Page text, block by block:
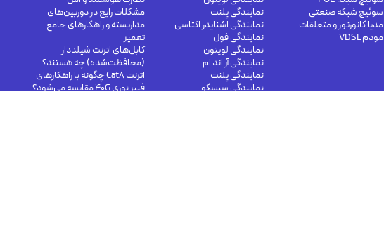
سوئیچ شبکه صنعتی
مدیا کانورتور و متعلقات
مودم VDSL
نمایندگی پلنت
نمایندگی اشنایدر اکتاسی
نمایندگی فول
نمایندگی لویتون
نمایندگی آر اند ام
نمایندگی پلنت
نمایندگی سیسکو
مشکلات رایج در دوربین‌های
مداربسته و راهکارهای جامع
تعمیر
کابل‌های اترنت شیلددار
(محافظت‌شده) چه هستند؟
اترنت Cat8 چگونه با راهکارهای
فیبر نوری 40G مقایسه می‌شود؟